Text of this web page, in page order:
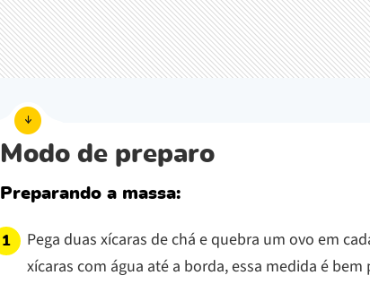
Modo de preparo
Preparando a massa:
Pega duas xícaras de chá e quebra um ovo em
xícaras com água até a borda, essa medida é bem